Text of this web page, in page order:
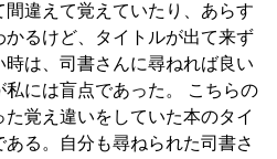
間違えて覚えていたり、あらす
かるけど、タイトルが出て来ず
時は、司書さんに尋ねれば良い
私には盲点であった。 こちらの
覚え違いをしていた本のタイ
ある。自分も尋ねられた司書さ